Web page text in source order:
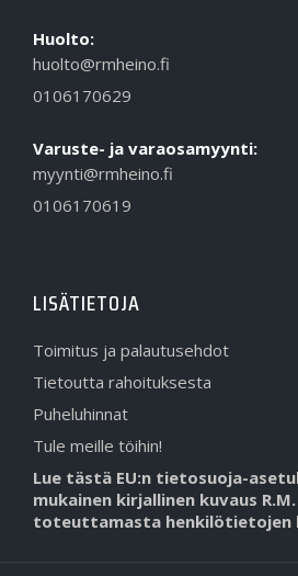
Huolto:
huolto@rmheino.fi
0106170629
Varuste- ja varaosamyynti:
myynti@rmheino.fi
0106170619
LISÄTIETOJA
Toimitus ja palautusehdot
Tietoutta rahoituksesta
Puheluhinnat
Tule meille töihin!
Lue tästä EU:n tietosuoja-
mukainen kirjallinen kuvaus
toteuttamasta henkilötietojen